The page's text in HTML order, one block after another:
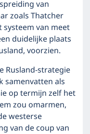
van
zoals Thatcher
van meet
duidelijke plaats
voorzien.
Rusland-strategie
samenvatten als
op termijn zelf het
zou omarmen,
westerse
van de coup van